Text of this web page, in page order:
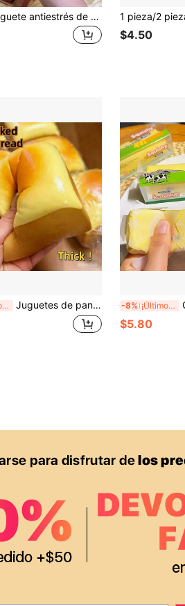
1 pieza Juguete antiestrés de rebote lento con aroma a chocolate - Juguete sensorial de comida realista para alivio del estrés, adecuado para adultos, material TPR, chocolate coleccionable lindo, pequeño regalo de fiesta de cumpleaños y regalo sorpresa, juguete sensorial, juguete antiestrés, relleno de bolsa de fiesta, Taba Squisy, juguetes squishy, squishy
$4.50
¡Últimos 3 días Juguetes de pan de queso horneado esponjosos y descompresivos, regalos pequeños creativos de alivio del estrés con rebote lento para amigos y familiares, deja que los momentos de sorpresa exploten, (Disponible en 3 tamaños: Grande, Mediano, Pequeño, por favor compre de acuerdo a la imagen del producto) Squishy>Jumbo, Juguete de alivio del estrés, Squishy>Jumbo. -8% ¡Últimos 3 días Caja
$5.80
APP
EXCLUSIVAS, PROMOCIONES Y